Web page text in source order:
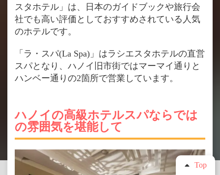
スタホテル」は、日本のガイドブックや旅行会
社でも高い評価としておすすめされている人気
のホテルです。
「ラ・スパ(La Spa)」はラシエスタホテルの直営
スパとなり、ハノイ旧市街ではマーマイ通りと
ハンベー通りの2箇所で営業しています。
ハノイの高級ホテルスパならでは
の雰囲気を堪能して
Top